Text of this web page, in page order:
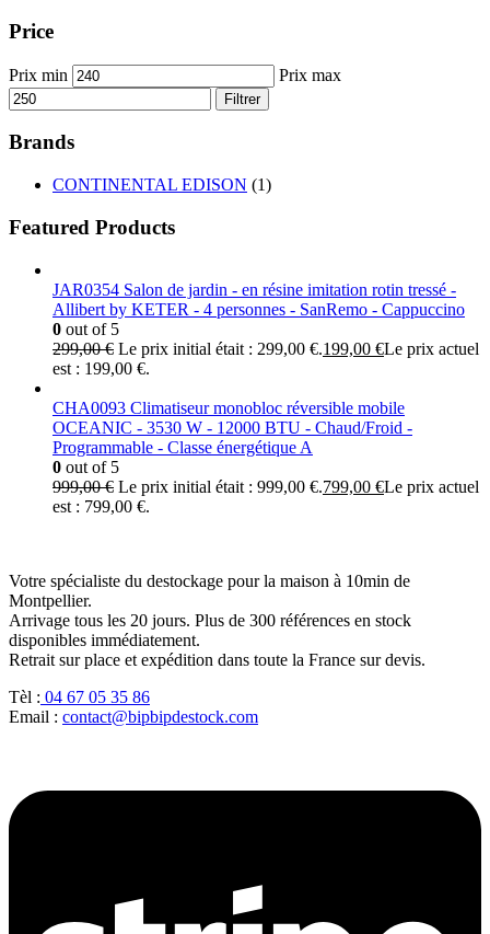
Price
Prix min Prix max
Filtrer
Brands
CONTINENTAL EDISON (1)
Featured Products
JAR0354 Salon de jardin - en résine imitation rotin tressé -
Allibert by KETER - 4 personnes - SanRemo - Cappuccino
0 out of 5
299,00€ Le prix initial était : 299,00 €.199,00 €Le prix actuel
est : 199,00 €.
CHA0093 Climatiseur monobloc réversible mobile
OCEANIC - 3530 W - 12000 BTU - Chaud/Froid -
Programmable - Classe énergétique A
0 out of 5
999,00€ Le prix initial était : 999,00 €.799,00 €Le prix actuel
est : 799,00 €.
Votre spécialiste du destockage pour la maison à 10min de
Montpellier.
Arrivage tous les 20 jours. Plus de 300 références en stock
disponibles immédiatement.
Retrait sur place et expédition dans toute la France sur devis.
Tèl : 04 67 05 35 86
Email : contact@bipbipdestock.com